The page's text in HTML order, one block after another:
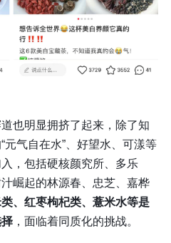
也明显拥挤了起来，除了知
气自在水”、好望水、可漾等
，包括硬核颜究所、多乐
崛起的林源春、忠芝、嘉桦
、红枣枸杞类、薏米水等是
，面临着同质化的挑战。